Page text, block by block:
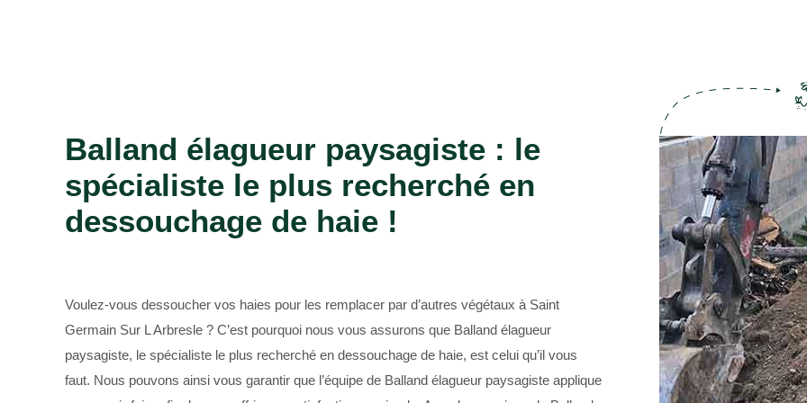
Balland élagueur paysagiste : le
spécialiste le plus recherché en
dessouchage de haie !
Voulez-vous dessoucher vos haies pour les remplacer par d’autres végétaux à Saint
Germain Sur L Arbresle ? C’est pourquoi nous vous assurons que Balland élagueur
paysagiste, le spécialiste le plus recherché en dessouchage de haie, est celui qu’il vous
faut. Nous pouvons ainsi vous garantir que l’équipe de Balland élagueur paysagiste applique